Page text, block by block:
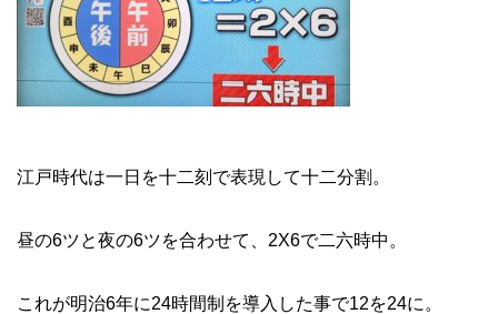
江戸時代は一日を十二刻で表現して十二分割。
昼の6ツと夜の6ツを合わせて、2X6で二六時中。
これが明治6年に24時間制を導入した事で12を24に。